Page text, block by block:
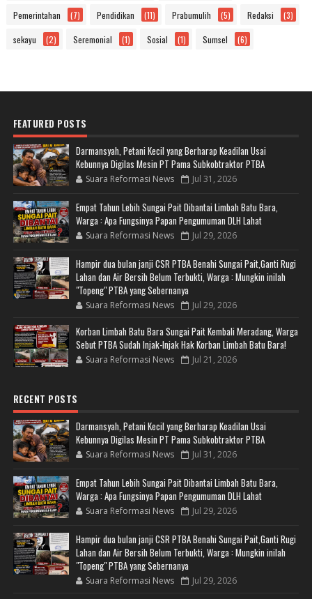
Pemerintahan (7) Pendidikan (11) Prabumulih (5) Redaksi (3)
sekayu (2) Seremonial (1) Sosial (1) Sumsel (6)
FEATURED POSTS
Darmansyah, Petani Kecil yang Berharap Keadilan Usai
Kebunnya Digilas Mesin PT Pama Subkobtraktor PTBA
Suara Reformasi News Jul 31, 2026
Empat Tahun Lebih Sungai Pait Dibantai Limbah Batu Bara,
Warga : Apa Fungsinya Papan Pengumuman DLH Lahat
Suara Reformasi News Jul 29, 2026
Hampir dua bulan janji CSR PTBA Benahi Sungai Pait,Ganti Rugi
Lahan dan Air Bersih Belum Terbukti, Warga : Mungkin inilah
"Topeng" PTBA yang Sebernanya
Suara Reformasi News Jul 29, 2026
Korban Limbah Batu Bara Sungai Pait Kembali Meradang, Warga
Sebut PTBA Sudah Injak-Injak Hak Korban Limbah Batu Bara!
Suara Reformasi News Jul 21, 2026
RECENT POSTS
Darmansyah, Petani Kecil yang Berharap Keadilan Usai
Kebunnya Digilas Mesin PT Pama Subkobtraktor PTBA
Suara Reformasi News Jul 31, 2026
Empat Tahun Lebih Sungai Pait Dibantai Limbah Batu Bara,
Warga : Apa Fungsinya Papan Pengumuman DLH Lahat
Suara Reformasi News Jul 29, 2026
Hampir dua bulan janji CSR PTBA Benahi Sungai Pait,Ganti Rugi
Lahan dan Air Bersih Belum Terbukti, Warga : Mungkin inilah
"Topeng" PTBA yang Sebernanya
Suara Reformasi News Jul 29, 2026